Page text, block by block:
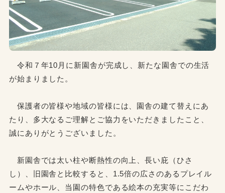
令和７年10月に新園舎が完成し、新たな園舎での生活
が始まりました。
保護者の皆様や地域の皆様には、園舎の建て替えにあ
たり、多大なるご理解とご協力をいただきましたこと、
誠にありがとうございました。
新園舎では太い柱や断熱性の向上、長い庇（ひさ
し）、旧園舎と比較すると、1.5倍の広さのあるプレイル
ームやホール、当園の特色である絵本の充実等にこだわ